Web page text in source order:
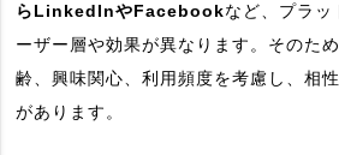
らLinkedInやFacebookなど、プラッ
ーザー層や効果が異なります。そのた
齢、興味関心、利用頻度を考慮し、相
があります。